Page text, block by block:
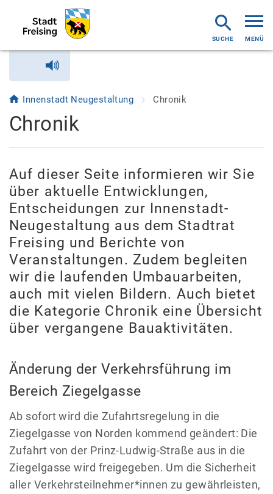
MENÜ
Innenstadt Neugestaltung Chronik
Chronik
Auf dieser Seite informieren wir Sie
über aktuelle Entwicklungen,
Entscheidungen zur Innenstadt-
Neugestaltung aus dem Stadtrat
Freising und Berichte von
Veranstaltungen. Zudem begleiten
wir die laufenden Umbauarbeiten,
auch mit vielen Bildern. Auch bietet
die Kategorie Chronik eine Übersicht
über vergangene Bauaktivitäten.
Änderung der Verkehrsführung im
Bereich Ziegelgasse
Ab sofort wird die Zufahrtsregelung in die
Ziegelgasse von Norden kommend geändert: Die
Zufahrt von der Prinz-Ludwig-Straße aus in die
Ziegelgasse wird freigegeben. Um die Sicherheit
aller Verkehrsteilnehmer*innen zu gewährleisten,